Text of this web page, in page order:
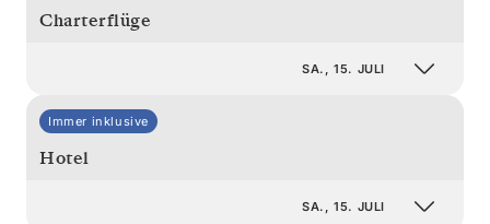
Charterflüge
SA., 15. JULI
Immer inklusive
Hotel
SA., 15. JULI